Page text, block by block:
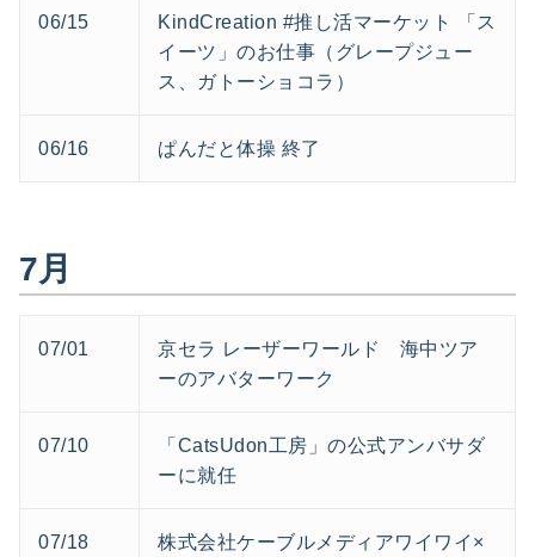
06/15
KindCreation #推し活マーケット 「ス
イーツ」のお仕事（グレープジュー
ス、ガトーショコラ）
06/16 ぱんだと体操 終了
7月
07/01
京セラ レーザーワールド 海中ツア
ーのアバターワーク
07/10
「CatsUdon工房」の公式アンバサダ
ーに就任
07/18
株式会社ケーブルメディアワイワイ×